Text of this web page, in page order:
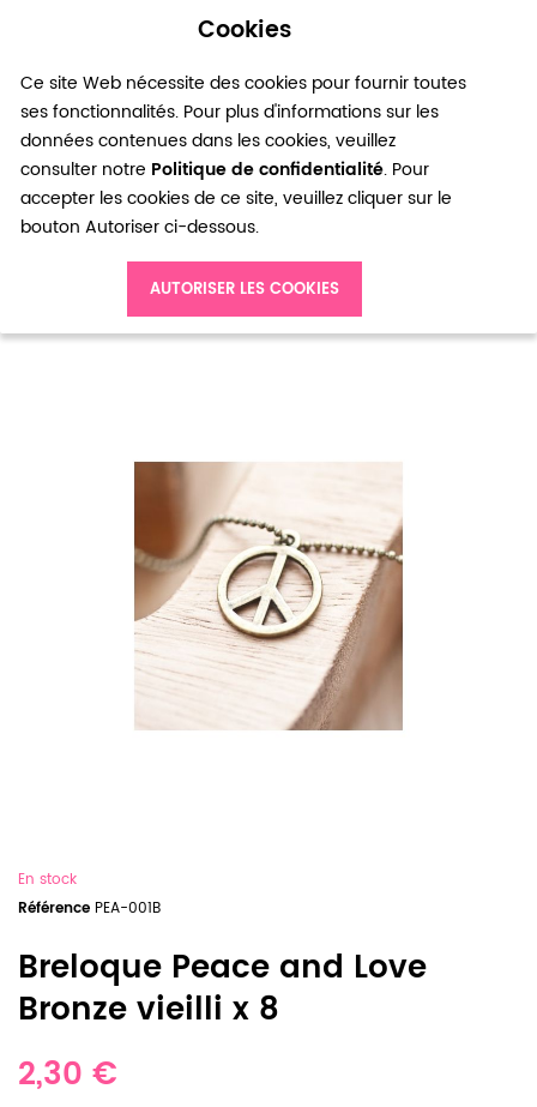
Cookies
Ce site Web nécessite des cookies pour fournir toutes
ses fonctionnalités. Pour plus d'informations sur les
données contenues dans les cookies, veuillez
consulter notre Politique de confidentialité. Pour
accepter les cookies de ce site, veuillez cliquer sur le
bouton Autoriser ci-dessous.
AUTORISER LES COOKIES
0
Breloque Peace and Love Bronze vieilli x 8
En stock
Référence PEA-001B
Breloque Peace and Love
Bronze vieilli x 8
2,30 €